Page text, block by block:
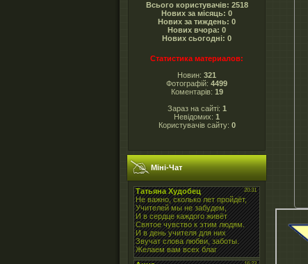
Всього користувачів: 2518
Нових за місяць: 0
Нових за тиждень: 0
Нових вчора: 0
Нових сьогодні: 0
Статистика материалов:
Новин: 321
Фотографій: 4499
Коментарів: 19
Зараз на сайті: 1
Невідомих: 1
Користувачів сайту: 0
Міні-Чат